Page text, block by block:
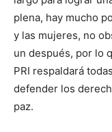
plena, hay mucho
y las mujeres, no
un después, por lo
PRI respaldará
defender los
paz.